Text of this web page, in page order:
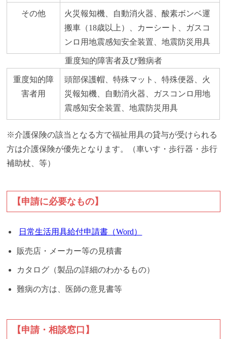
その他
火災報知機、自動消火器、酸素ボンベ運
搬車（18歳以上）、カーシート、ガスコ
ンロ用地震感知安全装置、地震防災用具
重度知的障害者及び難病者
重度知的障
害者用
頭部保護帽、特殊マット、特殊便器、火
災報知機、自動消火器、ガスコンロ用地
震感知安全装置、地震防災用具
※介護保険の該当となる方で福祉用具の貸与が受けられる
方は介護保険が優先となります。（車いす・歩行器・歩行
補助杖、等）
【申請に必要なもの】
日常生活用具給付申請書（Word）
販売店・メーカー等の見積書
カタログ（製品の詳細のわかるもの）
難病の方は、医師の意見書等
【申請・相談窓口】